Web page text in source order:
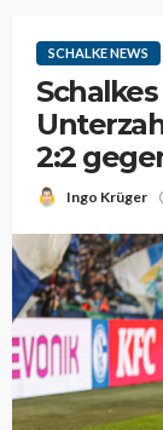
SCHALKE NEWS
2:2
Ingo Krüger